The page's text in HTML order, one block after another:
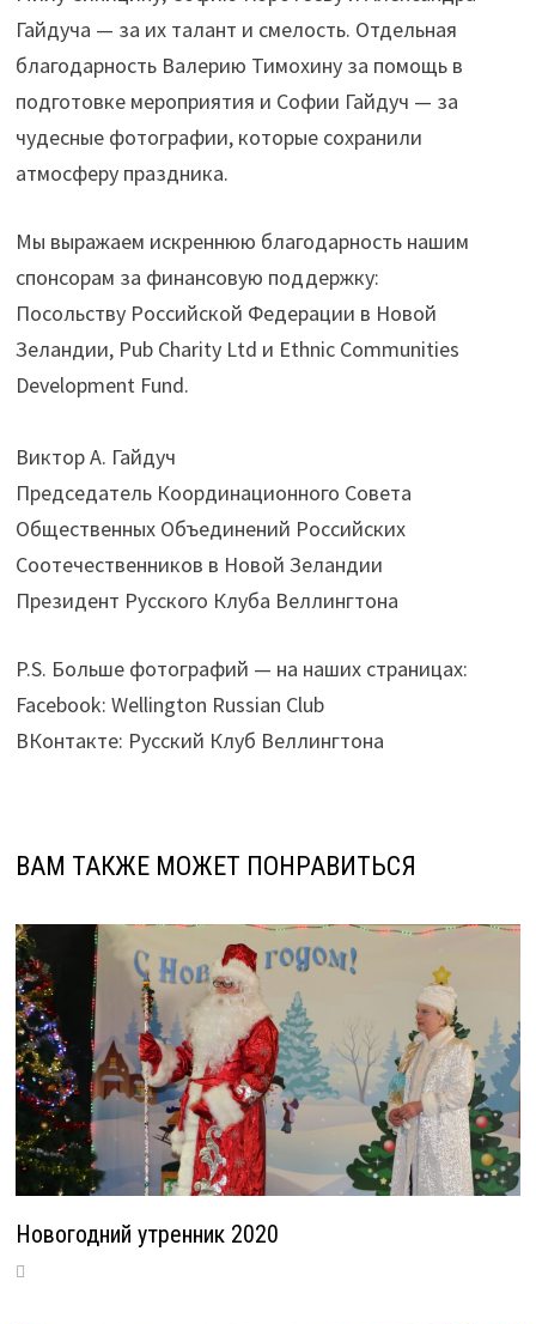
Гайдуча — за их талант и смелость. Отдельная
благодарность Валерию Тимохину за помощь в
подготовке мероприятия и Софии Гайдуч — за
чудесные фотографии, которые сохранили
атмосферу праздника.
Мы выражаем искреннюю благодарность нашим
спонсорам за финансовую поддержку:
Посольству Российской Федерации в Новой
Зеландии, Pub Charity Ltd и Ethnic Communities
Development Fund.
Виктор А. Гайдуч
Председатель Координационного Совета
Общественных Объединений Российских
Соотечественников в Новой Зеландии
Президент Русского Клуба Веллингтона
P.S. Больше фотографий — на наших страницах:
Facebook: Wellington Russian Club
ВКонтакте: Русский Клуб Веллингтона
ВАМ ТАКЖЕ МОЖЕТ ПОНРАВИТЬСЯ
Новогодний утренник 2020